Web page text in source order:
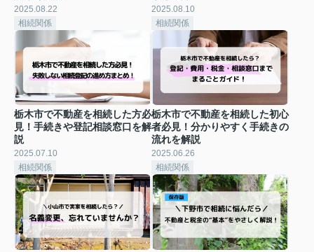
2025.08.22
相続関係
2025.08.10
相続関係
栃木市で不動産を相続した方必
見！手続きや登記相談窓口を解
説
2025.07.10
相続関係
栃木市で不動産を相続した初心
者必見！分かりやすく手続きの
流れを解説
2025.06.26
相続関係